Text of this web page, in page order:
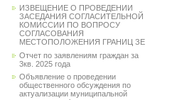
ИЗВЕЩЕНИЕ О ПРОВЕДЕНИИ
ЗАСЕДАНИЯ СОГЛАСИТЕЛЬНОЙ
КОМИССИИ ПО ВОПРОСУ
СОГЛАСОВАНИЯ
МЕСТОПОЛОЖЕНИЯ ГРАНИЦ ЗЕ
Отчет по заявлениям граждан за
3кв. 2025 года
Объявление о проведении
общественного обсуждения по
актуализации муниципальной